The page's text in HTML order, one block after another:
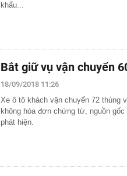
khẩu...
Bắt giữ vụ vận chuyển
18/09/2018 11:26
Xe ô tô khách vận chuyển 72 thùng
không hóa đơn chứng từ, nguồn
phát hiện.